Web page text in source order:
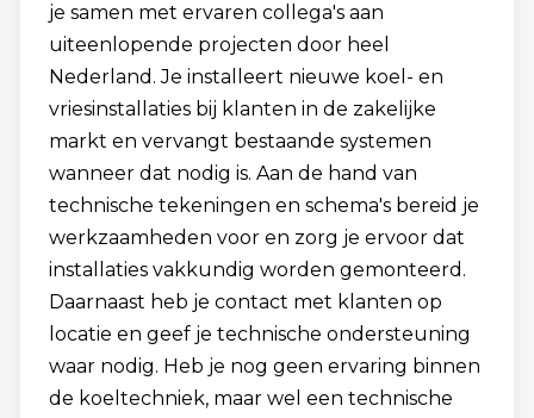
je samen met ervaren collega's aan
uiteenlopende projecten door heel
Nederland. Je installeert nieuwe koel- en
vriesinstallaties bij klanten in de zakelijke
markt en vervangt bestaande systemen
wanneer dat nodig is. Aan de hand van
technische tekeningen en schema's bereid je
werkzaamheden voor en zorg je ervoor dat
installaties vakkundig worden gemonteerd.
Daarnaast heb je contact met klanten op
locatie en geef je technische ondersteuning
waar nodig. Heb je nog geen ervaring binnen
de koeltechniek, maar wel een technische